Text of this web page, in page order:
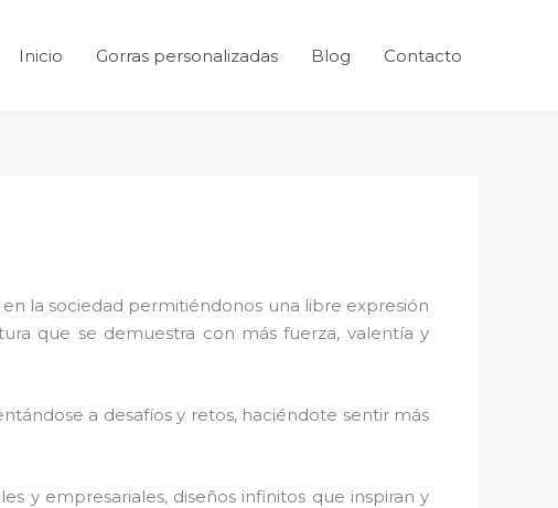
Inicio Gorras personalizadas Blog Contacto
la sociedad permitiéndonos una libre expresión
que se demuestra con más fuerza, valentía y
a desafíos y retos, haciéndote sentir más
y empresariales, diseños infinitos que inspiran y